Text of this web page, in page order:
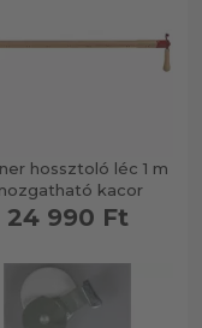
hossztoló léc 1 m
kacor
24 990 Ft